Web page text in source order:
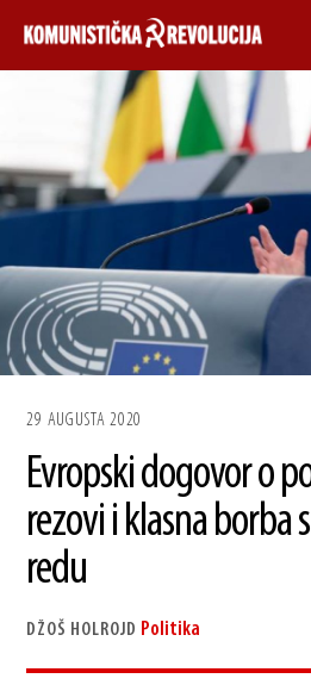
29 AUGUSTA 2020
Evropski dogovor o
rezovi i klasna borba
redu
DŽOŠ HOLROJD Politika